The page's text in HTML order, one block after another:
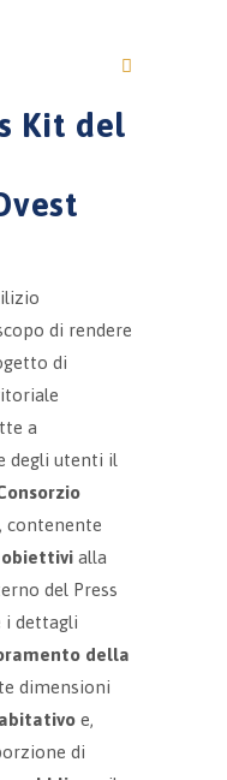
Kit del
di rendere
di
a
degli utenti il
, contenente
obiettivi alla
del Press
i dettagli
della
dimensioni
e,
di